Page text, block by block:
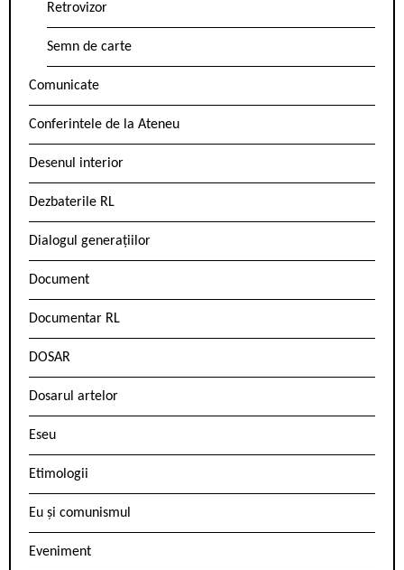
Retrovizor
Semn de carte
Comunicate
Conferintele de la Ateneu
Desenul interior
Dezbaterile RL
Dialogul generațiilor
Document
Documentar RL
DOSAR
Dosarul artelor
Eseu
Etimologii
Eu și comunismul
Eveniment